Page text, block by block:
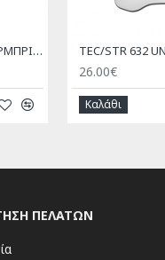
TEC/STR 605 UNIVERSAL ΠΑΡΜΠΡΙΖ ΜΟΤΟΣΥΚΛΕΤΑΣ
26.00€
Καλάθι
ΠΕΛΑΤΏΝ